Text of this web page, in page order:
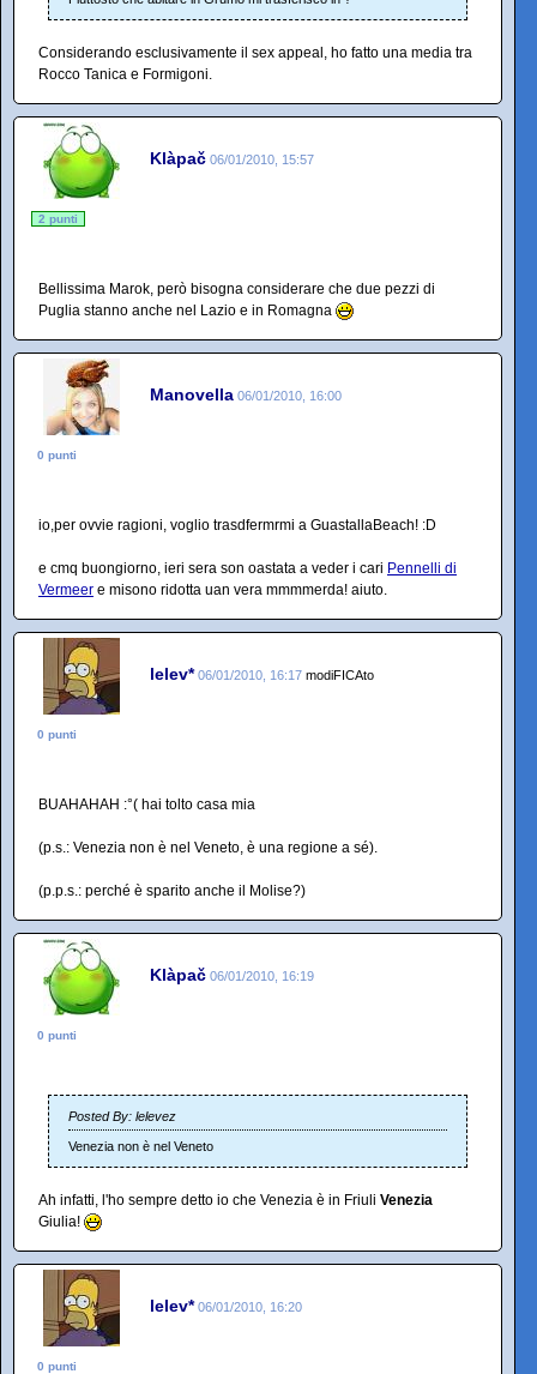
Considerando esclusivamente il sex appeal, ho fatto una media tra
Rocco Tanica e Formigoni.
Klàpač 06/01/2010, 15:57
2 punti
Bellissima Marok, però bisogna considerare che due pezzi di
Puglia stanno anche nel Lazio e in Romagna
Manovella 06/01/2010, 16:00
0 punti
io,per ovvie ragioni, voglio trasdfermrmi a GuastallaBeach! :D
e cmq buongiorno, ieri sera son oastata a veder i cari Pennelli di
Vermeer e misono ridotta uan vera mmmmerda! aiuto.
lelev* 06/01/2010, 16:17 modiFICAto
0 punti
BUAHAHAH :°( hai tolto casa mia
(p.s.: Venezia non è nel Veneto, è una regione a sé).
(p.p.s.: perché è sparito anche il Molise?)
Klàpač 06/01/2010, 16:19
0 punti
Posted By: lelevez
Venezia non è nel Veneto
Ah infatti, l'ho sempre detto io che Venezia è in Friuli Venezia
Giulia!
lelev* 06/01/2010, 16:20
0 punti